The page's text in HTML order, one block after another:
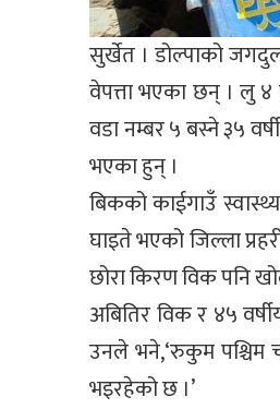
सुर्खेत । डोल्पाको
वेपत्ता भएका छन् । लु ४
वडा नम्बर ५ बस्ने ३५
भएका हुन् ।
बिकको काईगाउँ
घाइते भएको जिल्ला
छोरा किरण विक पनि
अबितिर विक र ४५
उनले भने,‘रुकुम पश्चिम
भइरहेको छ ।’